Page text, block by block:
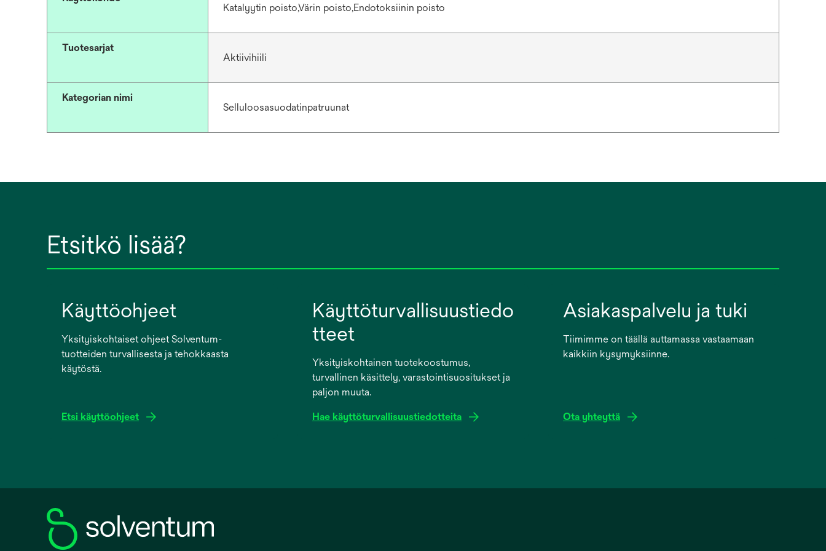
Katalyytin poisto,Värin poisto,Endotoksiinin poisto
Tuotesarjat
Aktiivihiili
Kategorian nimi
Selluloosasuodatinpatruunat
Etsitkö lisää?
Käyttöohjeet
Yksityiskohtaiset ohjeet Solventum-
tuotteiden turvallisesta ja tehokkaasta
käytöstä.
Etsi käyttöohjeet
new
Käyttöturvallisuustiedo
tteet
Yksityiskohtainen tuotekoostumus,
turvallinen käsittely, varastointisuositukset ja
paljon muuta.
Hae käyttöturvallisuustiedotteita
new
Asiakaspalvelu ja tuki
Tiimimme on täällä auttamassa vastaamaan
kaikkiin kysymyksiinne.
Ota yhteyttä